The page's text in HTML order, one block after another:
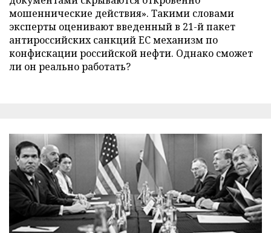
мошеннические действия». Такими словами
эксперты оценивают введенный в 21-й пакет
антироссийских санкций ЕС механизм по
конфискации российской нефти. Однако сможет
ли он реально работать?